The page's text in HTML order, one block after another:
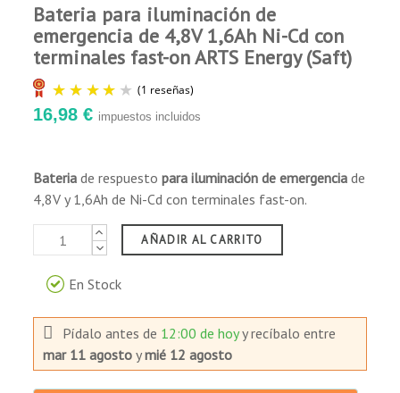
Bateria para iluminación de
emergencia de 4,8V 1,6Ah Ni-Cd con
terminales fast-on ARTS Energy (Saft)
(1 reseñas)
16,98 € impuestos incluidos
Bateria de respuestopara iluminación de emergencia de
4,8V y 1,6Ah de Ni-Cd con terminales fast-on.
AÑADIR AL CARRITO
En Stock
Pídalo antes de 12:00 de hoyy recíbaloentre
mar 11 agosto ymié 12 agosto